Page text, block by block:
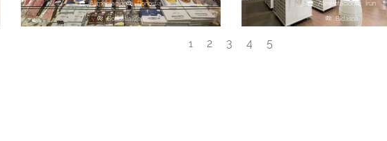
Alimentación Donostia
Donostialdea
Alimentación Irún
Bidasoa
1 2 3 4 5